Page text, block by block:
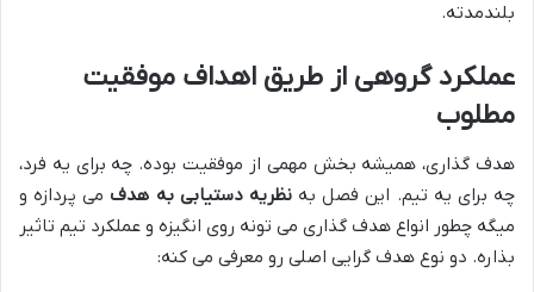
بلندمدته.
عملکرد گروهی از طریق اهداف موفقیت
مطلوب
هدف گذاری، همیشه بخش مهمی از موفقیت بوده. چه برای یه فرد،
چه برای یه تیم. این فصل بهنظریه دستیابی به هدف می پردازه و
میگه چطور انواع هدف گذاری می تونه روی انگیزه و عملکرد تیم تاثیر
بذاره. دو نوع هدف گرایی اصلی رو معرفی می کنه: